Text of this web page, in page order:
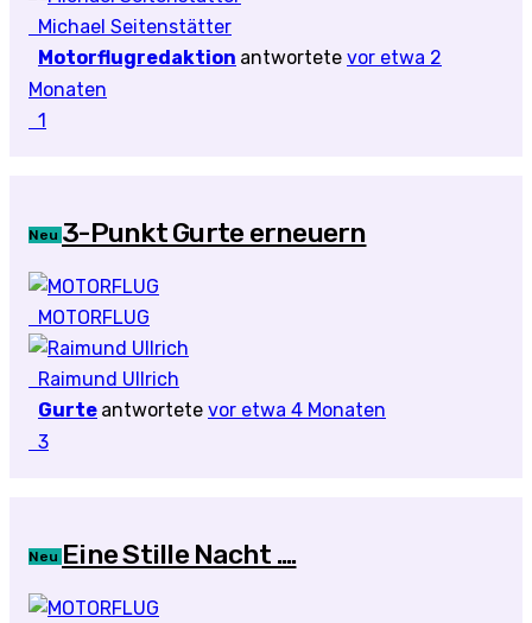
Michael Seitenstätter
Motorflugredaktion antwortete vor etwa 2
Monaten
1
Neu 3-Punkt Gurte erneuern
MOTORFLUG
Raimund Ullrich
Gurte antwortete vor etwa 4 Monaten
3
Neu Eine Stille Nacht ....